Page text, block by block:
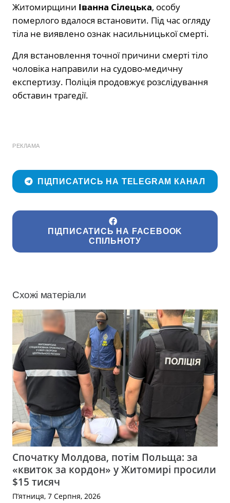
Житомирщини Іванна Сілецька, особу
померлого вдалося встановити. Під час огляду
тіла не виявлено ознак насильницької смерті.
Для встановлення точної причини смерті тіло
чоловіка направили на судово-медичну
експертизу. Поліція продовжує розслідування
обставин трагедії.
РЕКЛАМА
ПІДПИСАТИСЬ НА TELEGRAM КАНАЛ
ПІДПИСАТИСЬ НА FACEBOOK
СПІЛЬНОТУ
Схожі матеріали
Спочатку Молдова, потім Польща: за
«квиток за кордон» у Житомирі просили
$15 тисяч
П’ятниця, 7 Серпня, 2026